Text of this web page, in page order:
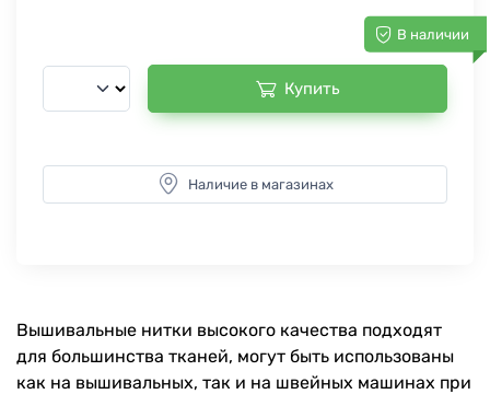
В наличии
Купить
Наличие в магазинах
Вышивальные нитки высокого качества подходят
для большинства тканей, могут быть использованы
как на вышивальных, так и на швейных машинах при